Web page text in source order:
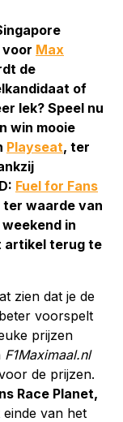
Max
de
of
lek? Speel nu
win mooie
Playseat, ter
Fuel for Fans
waarde van
in
artikel terug te
zien dat je de
voorspelt
prijzen
F1Maximaal.nl
de prijzen.
Race Planet,
van het